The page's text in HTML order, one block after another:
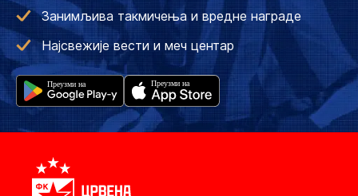
Занимљива такмичења и вредне награде
Најсвежије вести и меч центар